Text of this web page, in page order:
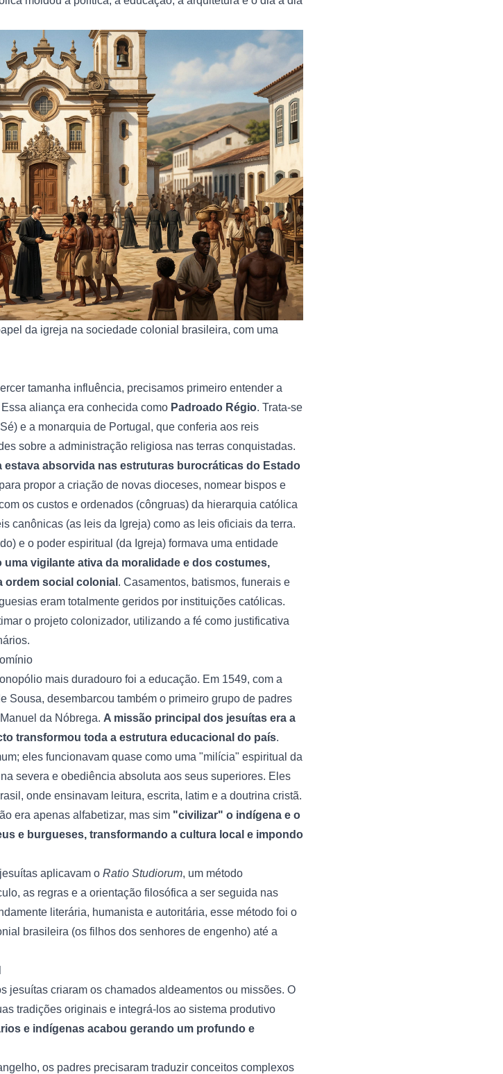
da igreja na sociedade colonial brasileira, com uma
tamanha influência, precisamos primeiro entender a
aliança era conhecida como Padroado Régio. Trata-se
e a monarquia de Portugal, que conferia aos reis
sobre a administração religiosa nas terras conquistadas.
estava absorvida nas estruturas burocráticas do Estado
propor a criação de novas dioceses, nomear bispos e
os custos e ordenados (côngruas) da hierarquia católica
canônicas (as leis da Igreja) como as leis oficiais da terra.
e o poder espiritual (da Igreja) formava uma entidade
uma vigilante ativa da moralidade e dos costumes,
ordem social colonial . Casamentos, batismos, funerais e
eram totalmente geridos por instituições católicas.
o projeto colonizador, utilizando a fé como justificativa
mais duradouro foi a educação. Em 1549, com a
Sousa, desembarcou também o primeiro grupo de padres
da Nóbrega. A missão principal dos jesuítas era a
transformou toda a estrutura educacional do país.
eles funcionavam quase como uma "milícia" espiritual da
severa e obediência absoluta aos seus superiores. Eles
onde ensinavam leitura, escrita, latim e a doutrina cristã.
era apenas alfabetizar, mas sim "civilizar" o indígena e o
e burgueses, transformando a cultura local e impondo
aplicavam o Ratio Studiorum, um método
as regras e a orientação filosófica a ser seguida nas
literária, humanista e autoritária, esse método foi o
brasileira (os filhos dos senhores de engenho) até a
jesuítas criaram os chamados aldeamentos ou missões. O
tradições originais e integrá-los ao sistema produtivo
e indígenas acabou gerando um profundo e
os padres precisaram traduzir conceitos complexos